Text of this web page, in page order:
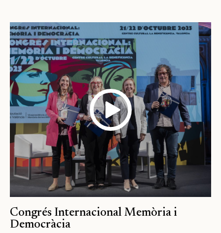
Congrés Internacional Memòria i
Democràcia